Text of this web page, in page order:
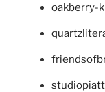
oakberry-